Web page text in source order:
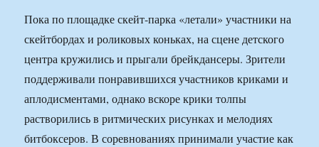
Пока по площадке скейт-парка «летали» участники на
скейтбордах и роликовых коньках, на сцене детского
центра кружились и прыгали брейкдансеры. Зрители
поддерживали понравившихся участников криками и
аплодисментами, однако вскоре крики толпы
растворились в ритмических рисунках и мелодиях
битбоксеров. В соревнованиях принимали участие как